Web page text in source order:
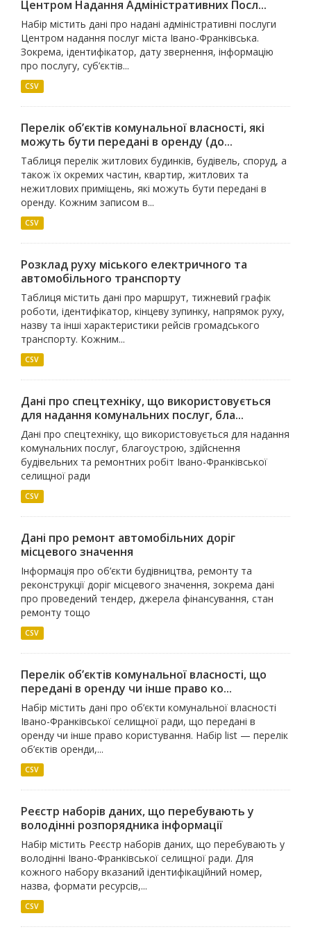
Центром Надання Адміністративних Посл...
Набір містить дані про надані адміністративні послуги
Центром надання послуг міста Івано-Франківська.
Зокрема, ідентифікатор, дату звернення, інформацію
про послугу, суб’єктів...
CSV
Перелік об’єктів комунальної власності, які
можуть бути передані в оренду (до...
Таблиця перелік житлових будинків, будівель, споруд, а
також їх окремих частин, квартир, житлових та
нежитлових приміщень, які можуть бути передані в
оренду. Кожним записом в...
CSV
Розклад руху міського електричного та
автомобільного транспорту
Таблиця містить дані про маршрут, тижневий графік
роботи, ідентифікатор, кінцеву зупинку, напрямок руху,
назву та інші характеристики рейсів громадського
транспорту. Кожним...
CSV
Дані про спецтехніку, що використовується
для надання комунальних послуг, бла...
Дані про спецтехніку, що використовується для надання
комунальних послуг, благоустрою, здійснення
будівельних та ремонтних робіт Івано-Франківської
селищної ради
CSV
Дані про ремонт автомобільних доріг
місцевого значення
Інформація про об’єкти будівництва, ремонту та
реконструкції доріг місцевого значення, зокрема дані
про проведений тендер, джерела фінансування, стан
ремонту тощо
CSV
Перелік об’єктів комунальної власності, що
передані в оренду чи інше право ко...
Набір містить дані про об’єкти комунальної власності
Івано-Франківської селищної ради, що передані в
оренду чи інше право користування. Набір list — перелік
об’єктів оренди,...
CSV
Реєстр наборів даних, що перебувають у
володінні розпорядника інформації
Набір містить Реєстр наборів даних, що перебувають у
володінні Івано-Франківської селищної ради. Для
кожного набору вказаний ідентифікаційний номер,
назва, формати ресурсів,...
CSV